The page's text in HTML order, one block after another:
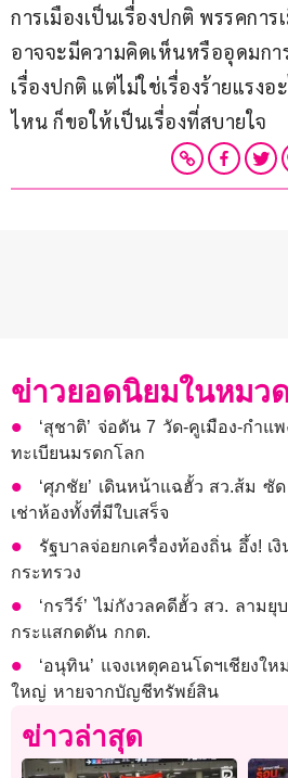
การเมืองเป็นเรื่องปกติ พรรคกา
อาจจะมีความคิดเห็นหรืออุดมก
เรื่องปกติ แต่ไม่ใช่เรื่องร้ายแรงอ
ไหน ก็ขอให้เป็นเรื่องที่สบายใจ
ข่าวยอดนิยมในหมว
‘สุชาติ’ จ่อดัน 7 วัด-คูเมือง-กำแ
ทะเบียนมรดกโลก
‘ศุภชัย’ เดินหน้าแฉฮั้ว สว.ส้ม ซัด
เช่าห้องทั้งที่มีใบเสร็จ
รัฐบาลจ่อยกเครื่องท้องถิ่น อึ้ง! เ
กระทรวง
‘กรวีร์’ ไม่กังวลคดีฮั้ว สว. ลามยุ
กระแสกดดัน กกต.
‘อนุทิน’ แจงเหตุคอนโดฯเชียงใ
ใหญ่ หายจากบัญชีทรัพย์สิน
ข่าวล่าสุด